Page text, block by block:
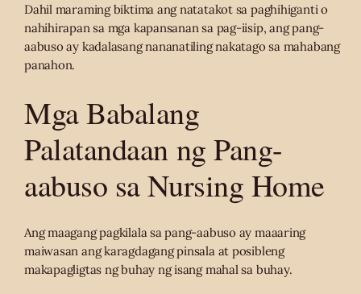
Dahil maraming biktima ang natatakot sa paghihiganti o
nahihirapan sa mga kapansanan sa pag-iisip, ang pang-
aabuso ay kadalasang nananatiling nakatago sa mahabang
panahon.
Mga Babalang
Palatandaan ng Pang-
aabuso sa Nursing Home
Ang maagang pagkilala sa pang-aabuso ay maaaring
maiwasan ang karagdagang pinsala at posibleng
makapagligtas ng buhay ng isang mahal sa buhay.